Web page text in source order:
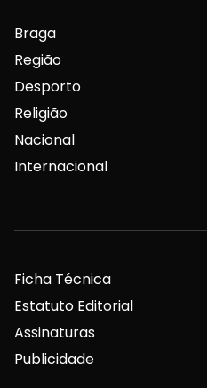
Braga
Região
Desporto
Religião
Nacional
Internacional
Ficha Técnica
Estatuto Editorial
Assinaturas
Publicidade